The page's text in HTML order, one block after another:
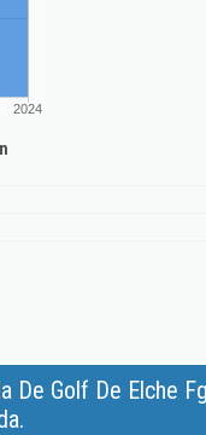
2024
De Golf De Elche